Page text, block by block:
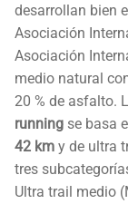
desarrollan bien
Asociación
Asociación
medio natural
20 % de asfalto.
running se basa
42 km y de ultra
tres
Ultra trail medio